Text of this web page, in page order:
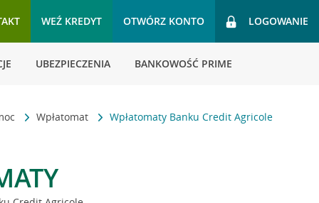
WEŹ KREDYT OTWÓRZ KONTO LOGOWANIE
UBEZPIECZENIA BANKOWOŚĆ PRIME
Wpłatomat Wpłatomaty Banku Credit Agricole